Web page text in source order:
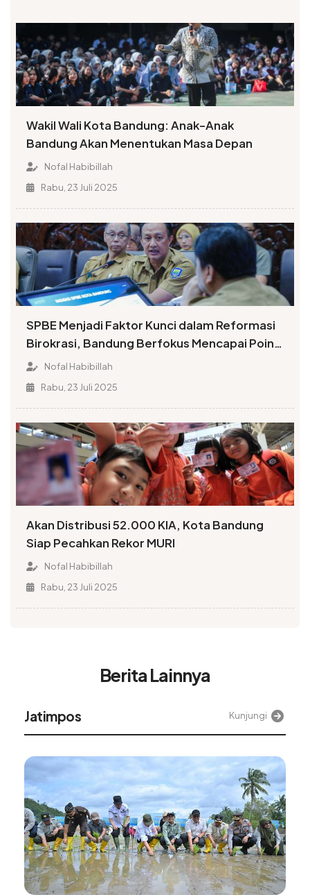
Wakil Wali Kota Bandung: Anak-Anak
Bandung Akan Menentukan Masa Depan
Nofal Habibillah
Rabu, 23 Juli 2025
SPBE Menjadi Faktor Kunci dalam Reformasi
Birokrasi, Bandung Berfokus Mencapai Poin
Tinggi Indeks
Nofal Habibillah
Rabu, 23 Juli 2025
Akan Distribusi 52.000 KIA, Kota Bandung
Siap Pecahkan Rekor MURI
Nofal Habibillah
Rabu, 23 Juli 2025
Berita Lainnya
Alinea Kunjungi